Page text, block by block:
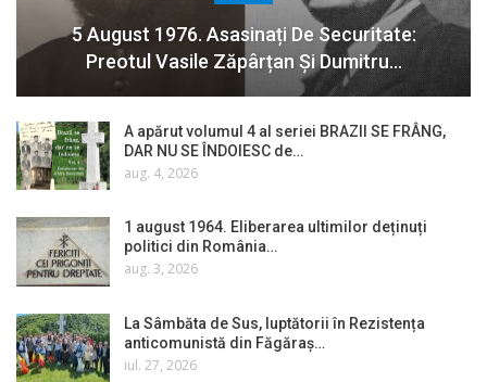
5 August 1976. Asasinați De Securitate:
Preotul Vasile Zăpârțan Și Dumitru…
A apărut volumul 4 al seriei BRAZII SE FRÂNG,
DAR NU SE ÎNDOIESC de…
aug. 4, 2026
1 august 1964. Eliberarea ultimilor deținuți
politici din România…
aug. 3, 2026
La Sâmbăta de Sus, luptătorii în Rezistența
anticomunistă din Făgăraș…
iul. 27, 2026